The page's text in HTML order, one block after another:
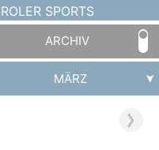
SPORTS
ARCHIV
MÄRZ